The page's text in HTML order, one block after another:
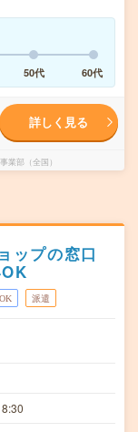
50代 60代
詳しく見る
部（全国）
ップの窓口
派遣